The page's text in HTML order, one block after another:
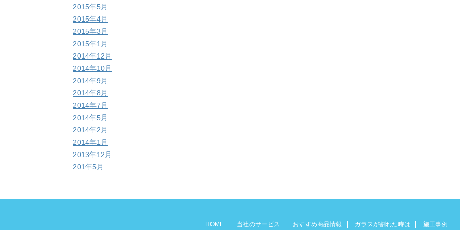
2015年5月
2015年4月
2015年3月
2015年1月
2014年12月
2014年10月
2014年9月
2014年8月
2014年7月
2014年5月
2014年2月
2014年1月
2013年12月
201年5月
HOME 当社のサービス おすすめ商品情報 ガラスが割れた時は 施工事例